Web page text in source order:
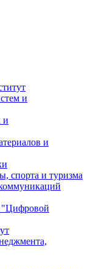
и
и
и
спорта и туризма
"Цифровой